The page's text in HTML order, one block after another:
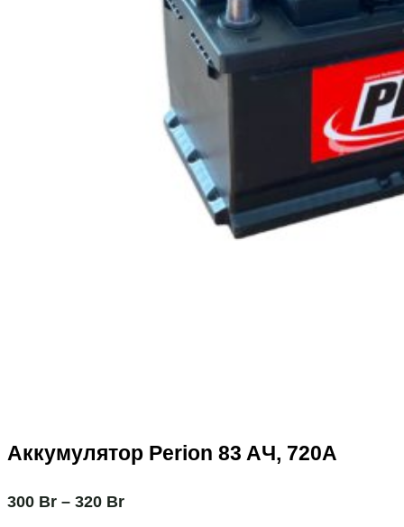
Аккумулятор Perion 83 AЧ, 720А
300 Br – 320 Br